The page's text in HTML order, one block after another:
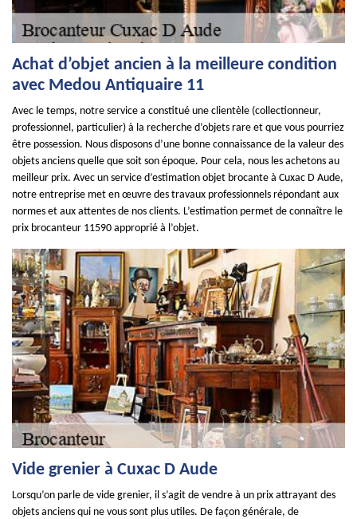
Achat d’objet ancien à la meilleure condition
avec Medou Antiquaire 11
Avec le temps, notre service a constitué une clientèle (collectionneur,
professionnel, particulier) à la recherche d’objets rare et que vous pourriez
être possession. Nous disposons d’une bonne connaissance de la valeur des
objets anciens quelle que soit son époque. Pour cela, nous les achetons au
meilleur prix. Avec un service d’estimation objet brocante à Cuxac D Aude,
notre entreprise met en œuvre des travaux professionnels répondant aux
normes et aux attentes de nos clients. L’estimation permet de connaître le
prix brocanteur 11590 approprié à l’objet.
Vide grenier à Cuxac D Aude
Lorsqu’on parle de vide grenier, il s’agit de vendre à un prix attrayant des
objets anciens qui ne vous sont plus utiles. De façon générale, de